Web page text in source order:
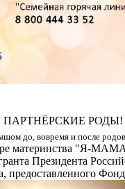
ПАРТНЁРСКИЕ РОДЫ!
до, вовремя и после
материнства "Я-
Президента
предоставленного